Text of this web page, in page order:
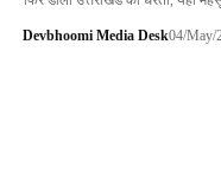
Devbhoomi Media Desk04/May/